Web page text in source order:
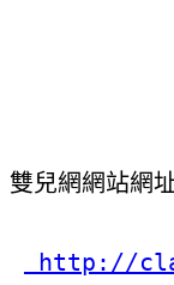
雙兒網網站網
http://